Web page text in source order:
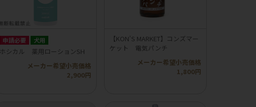
申請必要 犬用
ホシカル 薬用ローションSH
メーカー希望小売価格
2,900円
【KON'S MARKET】コンズマー
ケット 電気パンチ
メーカー希望小売価格
1,800円